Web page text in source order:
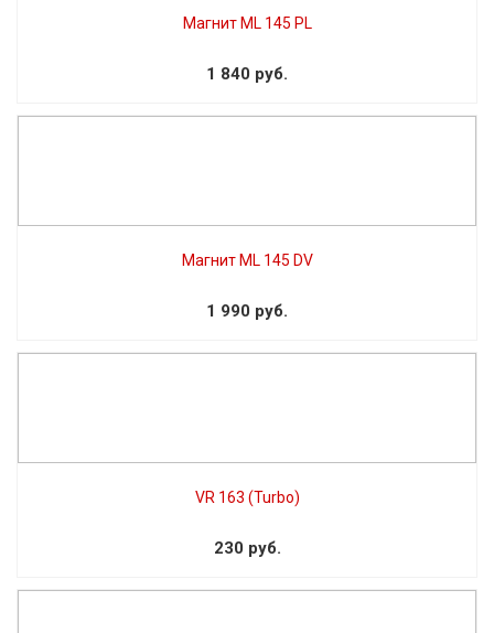
Магнит ML 145 PL
1 840 руб.
Магнит ML 145 DV
1 990 руб.
VR 163 (Turbo)
230 руб.